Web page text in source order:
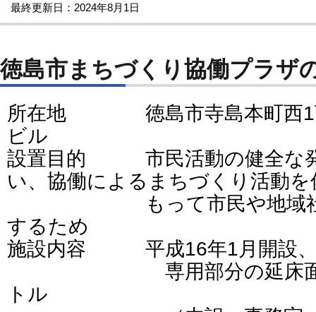
最終更新日：2024年8月1日
徳島市まちづくり協働プラザ
所在地 徳島市寺島本町西1
ビル
設置目的 市民活動の健全な発
い、協働によるまちづくり活動を
もって市民や地域社会
するため
施設内容 平成16年1月開設、
専用部分の延床面積
トル